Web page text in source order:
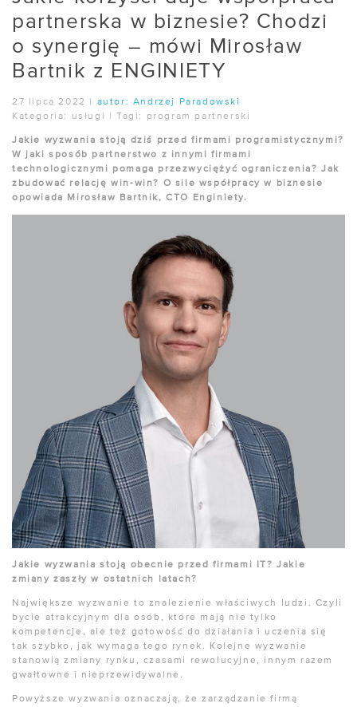
partnerska w biznesie? Chodzi
o synergię – mówi Mirosław
Bartnik z ENGINIETY
27 lipca 2022 autor: Andrzej Paradowski
Kategoria:
usługi |Tagi: program partnerski
Jakie wyzwania stoją dziś przed firmami programistycznymi?
W jaki sposób partnerstwo z innymi firmami
technologicznymi pomaga przezwyciężyć ograniczenia? Jak
zbudować relację win-win? O sile współpracy w biznesie
opowiada Mirosław Bartnik, CTO Enginiety.
Jakie wyzwania stoją obecnie przed firmami IT? Jakie
zmiany zaszły w ostatnich latach?
Największe wyzwanie to znalezienie właściwych ludzi. Czyli
bycie atrakcyjnym dla osób, które mają nie tylko
kompetencje, ale też gotowość do działania i uczenia się
tak szybko, jak wymaga tego rynek. Kolejne wyzwanie
stanowią zmiany rynku, czasami rewolucyjne, innym razem
gwałtowne i nieprzewidywalne.
Powyższe wyzwania oznaczają, że zarządzanie firmą